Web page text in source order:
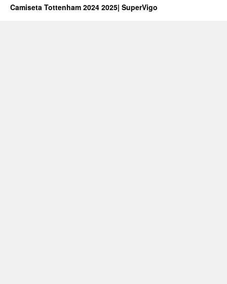
Camiseta Tottenham 2024 2025| SuperVigo